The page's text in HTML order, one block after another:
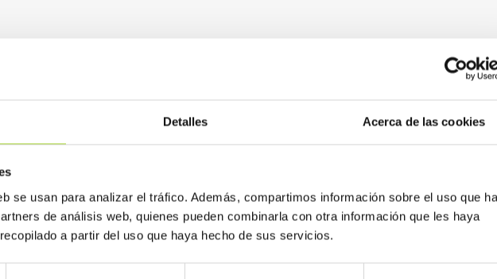
Detalles Acerca de las cookies
se usan para analizar el tráfico. Además, compartimos información sobre el uso que
de análisis web, quienes pueden combinarla con otra información que les haya
a partir del uso que haya hecho de sus servicios.